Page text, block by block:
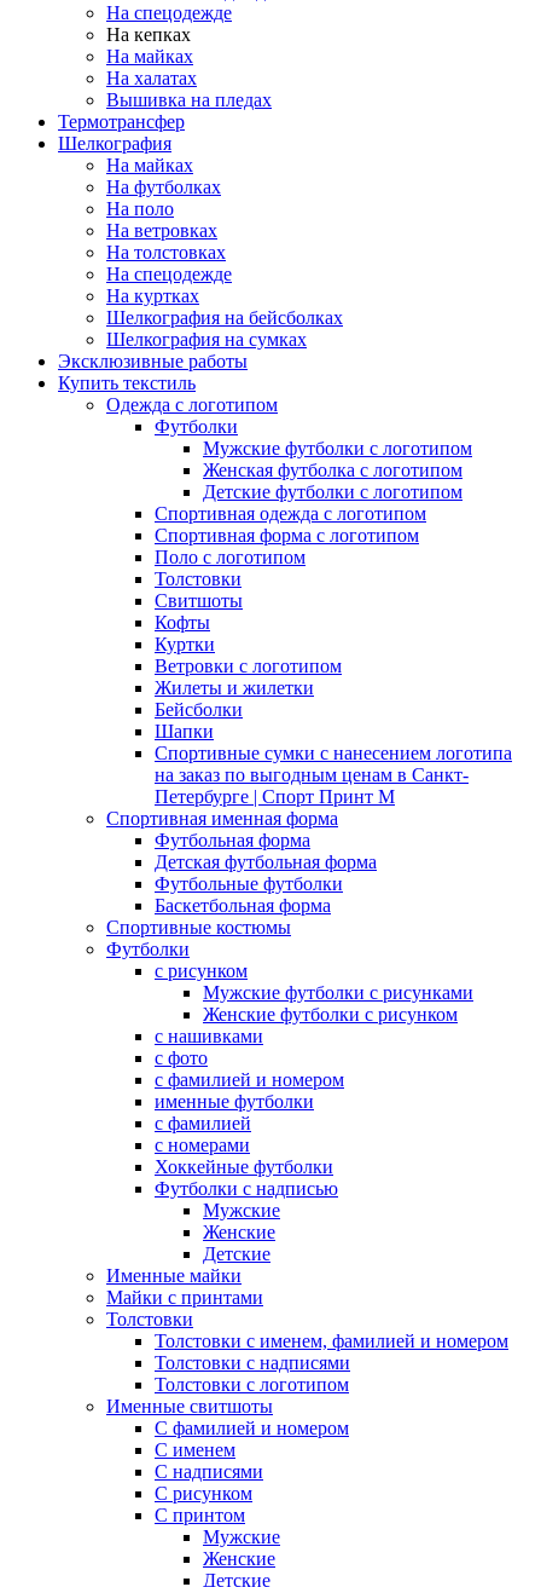
На спецодежде
На кепках
На майках
На халатах
Вышивка на пледах
Термотрансфер
Шелкография
На майках
На футболках
На поло
На ветровках
На толстовках
На спецодежде
На куртках
Шелкография на бейсболках
Шелкография на сумках
Эксклюзивные работы
Купить текстиль
Одежда с логотипом
Футболки
Мужские футболки с логотипом
Женская футболка с логотипом
Детские футболки с логотипом
Спортивная одежда с логотипом
Спортивная форма с логотипом
Поло с логотипом
Толстовки
Свитшоты
Кофты
Куртки
Ветровки с логотипом
Жилеты и жилетки
Бейсболки
Шапки
Спортивные сумки с нанесением логотипа
на заказ по выгодным ценам в Санкт-
Петербурге | Спорт Принт М
Спортивная именная форма
Футбольная форма
Детская футбольная форма
Футбольные футболки
Баскетбольная форма
Спортивные костюмы
Футболки
с рисунком
Мужские футболки с рисунками
Женские футболки с рисунком
с нашивками
с фото
с фамилией и номером
именные футболки
с фамилией
с номерами
Хоккейные футболки
Футболки с надписью
Мужские
Женские
Детские
Именные майки
Майки с принтами
Толстовки
Толстовки с именем, фамилией и номером
Толстовки с надписями
Толстовки с логотипом
Именные свитшоты
С фамилией и номером
С именем
С надписями
С рисунком
С принтом
Мужские
Женские
Детские